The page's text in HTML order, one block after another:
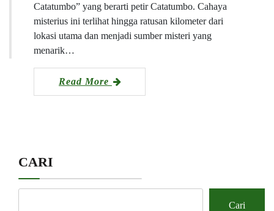
Catatumbo” yang berarti petir Catatumbo. Cahaya
misterius ini terlihat hingga ratusan kilometer dari
lokasi utama dan menjadi sumber misteri yang
menarik…
Read More
CARI
Cari